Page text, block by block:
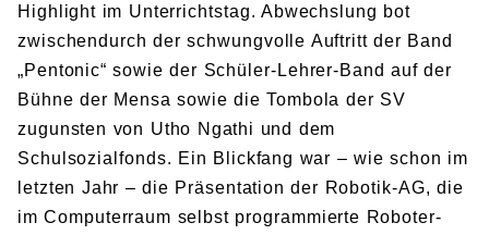
Highlight im Unterrichtstag. Abwechslung bot
zwischendurch der schwungvolle Auftritt der Band
„Pentonic“ sowie der Schüler-Lehrer-Band auf der
Bühne der Mensa sowie die Tombola der SV
zugunsten von Utho Ngathi und dem
Schulsozialfonds. Ein Blickfang war – wie schon im
letzten Jahr – die Präsentation der Robotik-AG, die
im Computerraum selbst programmierte Roboter-